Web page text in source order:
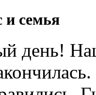
семья
день!